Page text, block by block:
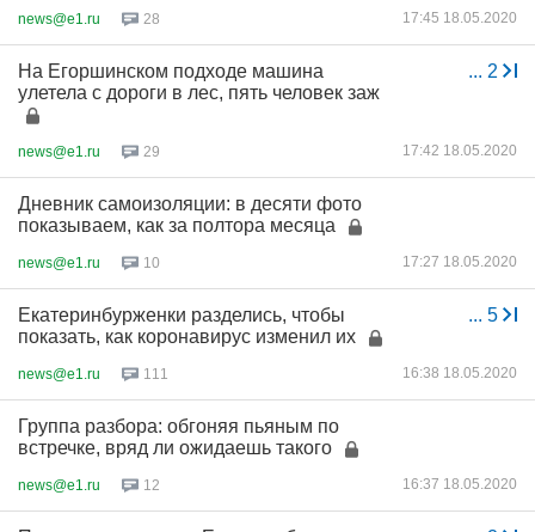
news@e1.ru 28 17:45 18.05.2020
... 2
На Егоршинском подходе машина
улетела с дороги в лес, пять человек заж
news@e1.ru 29 17:42 18.05.2020
Дневник самоизоляции: в десяти фото
показываем, как за полтора месяца
news@e1.ru 10 17:27 18.05.2020
... 5
Екатеринбурженки разделись, чтобы
показать, как коронавирус изменил их
news@e1.ru 111 16:38 18.05.2020
Группа разбора: обгоняя пьяным по
встречке, вряд ли ожидаешь такого
news@e1.ru 12 16:37 18.05.2020